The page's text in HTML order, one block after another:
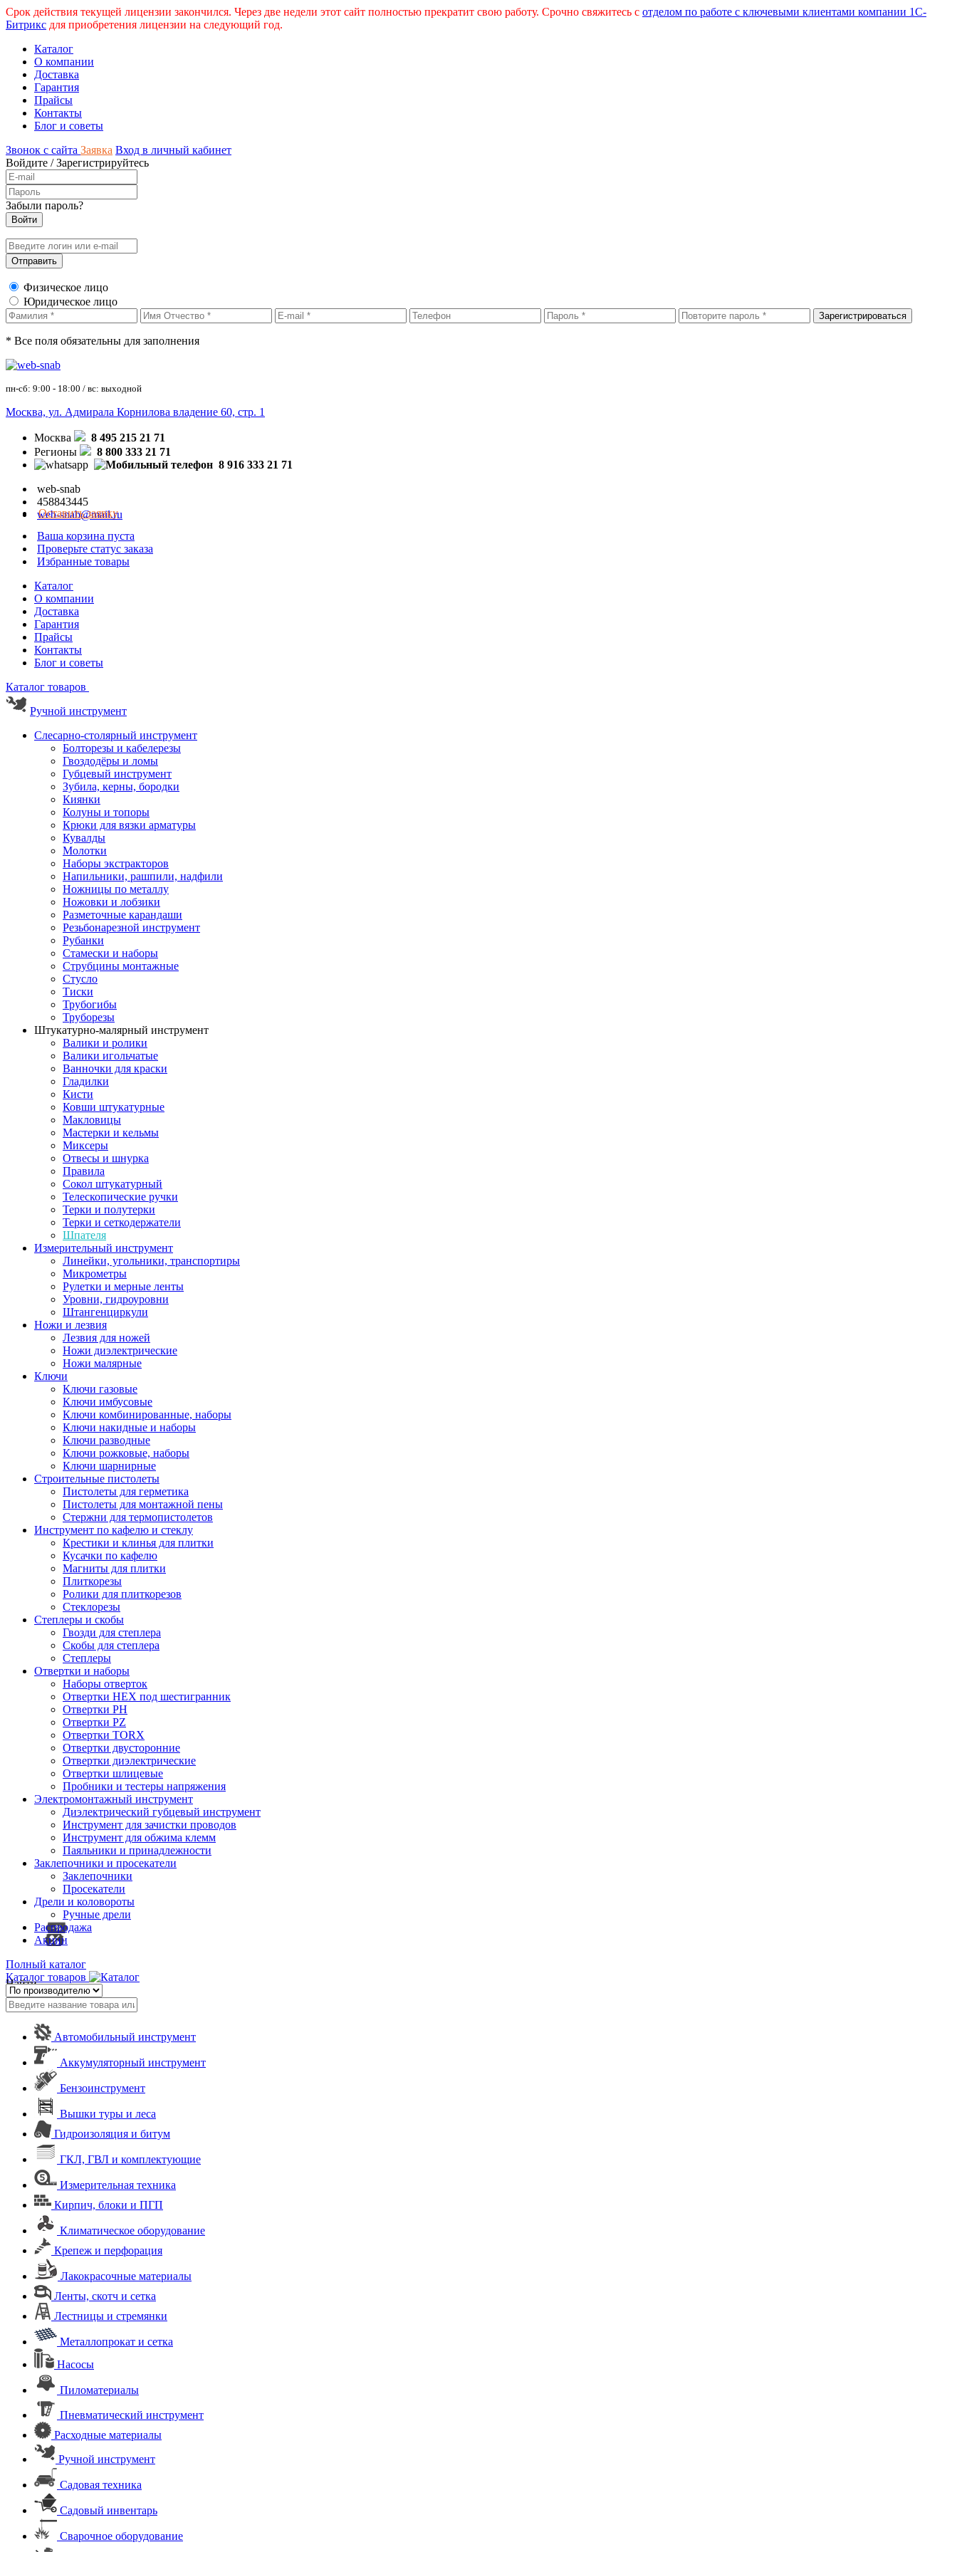
Срок действия текущей лицензии закончился. Через две недели этот сайт полностью прекратит свою работу. Срочно свяжитесь с отделом по работе с ключевыми клиентами компании 1С-
Битрикс для приобретения лицензии на следующий год.
Каталог
О компании
Доставка
Гарантия
Прайсы
Контакты
Блог и советы
Звонок с сайта Заявка Вход в личный кабинет
Войдите /Зарегистрируйтесь
Забыли пароль?
Физическое лицо
Юридическое лицо
* Все поля обязательны для заполнения
пн-сб: 9:00 - 18:00 / вс: выходной
Москва, ул. Адмирала Корнилова владение 60, стр. 1
Москва
8 495 215 21 71
Регионы
8 800 333 21 71
8 916 333 21 71
web-snab
458843445
web-snab@mail.ru
Оставить заявку
Ваша корзина пуста
Проверьте статус заказа
Избранные товары
Каталог
О компании
Доставка
Гарантия
Прайсы
Контакты
Блог и советы
Каталог товаров
Ручной инструмент
Слесарно-столярный инструмент
Болторезы и кабелерезы
Гвоздодёры и ломы
Губцевый инструмент
Зубила, керны, бородки
Киянки
Колуны и топоры
Крюки для вязки арматуры
Кувалды
Молотки
Наборы экстракторов
Напильники, рашпили, надфили
Ножницы по металлу
Ножовки и лобзики
Разметочные карандаши
Резьбонарезной инструмент
Рубанки
Стамески и наборы
Струбцины монтажные
Стусло
Тиски
Трубогибы
Труборезы
Штукатурно-малярный инструмент
Валики и ролики
Валики игольчатые
Ванночки для краски
Гладилки
Кисти
Ковши штукатурные
Макловицы
Мастерки и кельмы
Миксеры
Отвесы и шнурка
Правила
Сокол штукатурный
Телескопические ручки
Терки и полутерки
Терки и сеткодержатели
Шпателя
Измерительный инструмент
Линейки, угольники, транспортиры
Микрометры
Рулетки и мерные ленты
Уровни, гидроуровни
Штангенциркули
Ножи и лезвия
Лезвия для ножей
Ножи диэлектрические
Ножи малярные
Ключи
Ключи газовые
Ключи имбусовые
Ключи комбинированные, наборы
Ключи накидные и наборы
Ключи разводные
Ключи рожковые, наборы
Ключи шарнирные
Строительные пистолеты
Пистолеты для герметика
Пистолеты для монтажной пены
Стержни для термопистолетов
Инструмент по кафелю и стеклу
Крестики и клинья для плитки
Кусачки по кафелю
Магниты для плитки
Плиткорезы
Ролики для плиткорезов
Стеклорезы
Степлеры и скобы
Гвозди для степлера
Скобы для степлера
Степлеры
Отвертки и наборы
Наборы отверток
Отвертки HEX под шестигранник
Отвертки PH
Отвертки PZ
Отвертки TORX
Отвертки двусторонние
Отвертки диэлектрические
Отвертки шлицевые
Пробники и тестеры напряжения
Электромонтажный инструмент
Диэлектрический губцевый инструмент
Инструмент для зачистки проводов
Инструмент для обжима клемм
Паяльники и принадлежности
Заклепочники и просекатели
Заклепочники
Просекатели
Дрели и коловороты
Ручные дрели
Распродажа
Акции
Полный каталог
Каталог товаров
Найти
Автомобильный инструмент
Аккумуляторный инструмент
Бензоинструмент
Вышки туры и леса
Гидроизоляция и битум
ГКЛ, ГВЛ и комплектующие
Измерительная техника
Кирпич, блоки и ПГП
Климатическое оборудование
Крепеж и перфорация
Лакокрасочные материалы
Ленты, скотч и сетка
Лестницы и стремянки
Металлопрокат и сетка
Насосы
Пиломатериалы
Пневматический инструмент
Расходные материалы
Ручной инструмент
Садовая техника
Садовый инвентарь
Сварочное оборудование